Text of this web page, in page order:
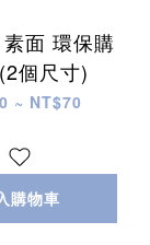
面 環保購
個尺寸)
~ NT$70
購物車